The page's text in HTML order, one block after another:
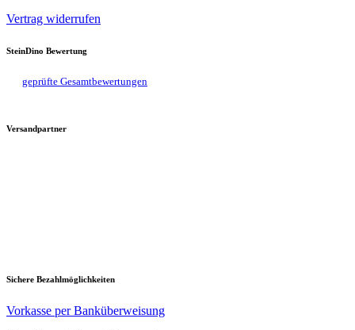
Vertrag widerrufen
SteinDino Bewertung
geprüfte Gesamtbewertungen
Versandpartner
Sichere Bezahlmöglichkeiten
Vorkasse per Banküberweisung